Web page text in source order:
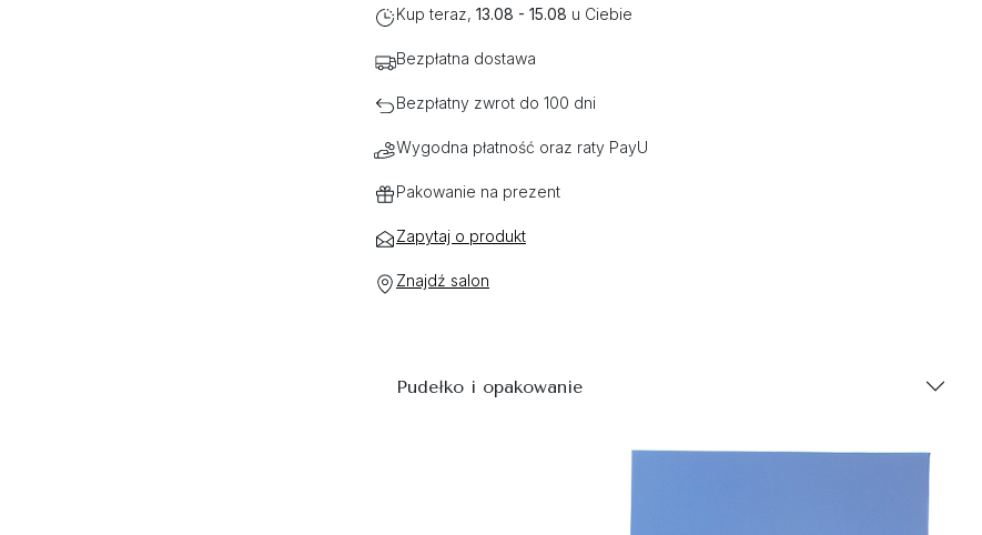
Kup teraz, 13.08 - 15.08 u Ciebie
Bezpłatna dostawa
Bezpłatny zwrot do 100 dni
Wygodna płatność oraz raty PayU
Pakowanie na prezent
Zapytaj o produkt
Znajdź salon
Pudełko i opakowanie